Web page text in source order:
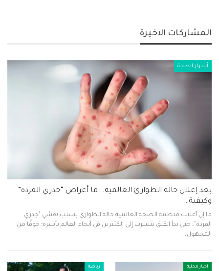
المشاركات الاخيرة
أسرار الصحة
بعد إعلان حالة الطوارئ العالمية.. ما أعراض “جدري القردة”
وكيفية…
ما إن أعلنت منظمة الصحة العالمية حالة الطوارئ بسبب تفشي "جدري
القردة"، حتى بدأ القلق يتسرب إلى الكثيرين في أنحاء العالم بأسره؛ خوفًا من
المجهول،…
أخبار محلية رياضة